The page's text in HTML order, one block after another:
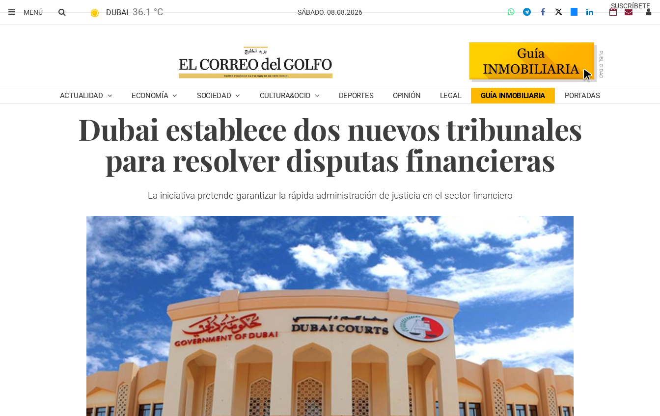
SUSCRÍBETE
MENÚ
DUBAI 36.1 °C SÁBADO. 08.08.2026
ACTUALIDAD ECONOMÍA SOCIEDAD CULTURA&OCIO DEPORTES OPINIÓN LEGAL GUÍA INMOBILIARIA PORTADAS
Dubai establece dos nuevos tribunales
para resolver disputas financieras
La iniciativa pretende garantizar la rápida administración de justicia en el sector financiero